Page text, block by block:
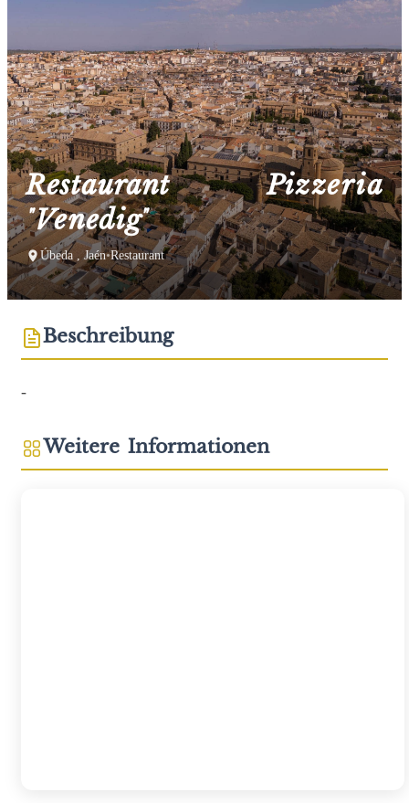
Restaurant Pizzeria
"Venedig"
Úbeda , Jaén•Restaurant
Beschreibung
-
Weitere Informationen